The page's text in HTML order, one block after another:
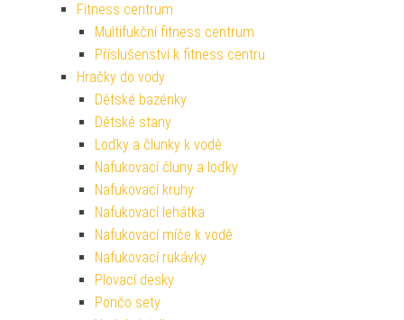
Fitness centrum
Multifukční fitness centrum
Příslušenství k fitness centru
Hračky do vody
Dětské bazénky
Dětské stany
Loďky a člunky k vodě
Nafukovací čluny a loďky
Nafukovací kruhy
Nafukovací lehátka
Nafukovací míče k vodě
Nafukovací rukávky
Plovací desky
Pončo sety